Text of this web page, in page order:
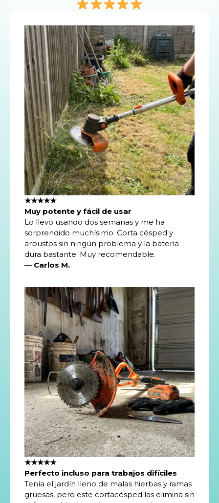
★★★★★
Muy potente y fácil de usar
Lo llevo usando dos semanas y me ha
sorprendido muchísimo. Corta césped y
arbustos sin ningún problema y la batería
dura bastante. Muy recomendable.
— Carlos M.
★★★★★
Perfecto incluso para trabajos difíciles
Tenía el jardín lleno de malas hierbas y ramas
gruesas, pero este cortacésped las elimina sin